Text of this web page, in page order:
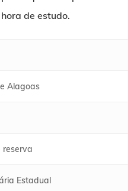
de estudo.
Alagoas
reserva
Estadual